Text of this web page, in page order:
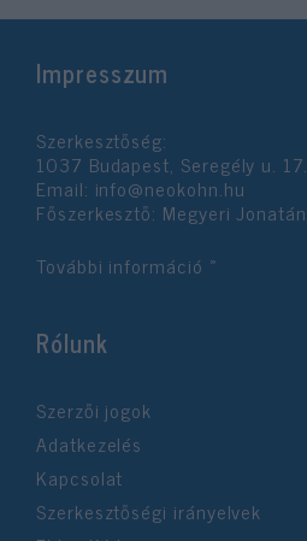
Impresszum
Szerkesztőség:
1037 Budapest, Seregély u. 17.
Email: info@neokohn.hu
Főszerkesztő: Megyeri Jonatán
További információ »
Rólunk
Szerzői jogok
Adatkezelés
Kapcsolat
Szerkesztőségi irányelvek